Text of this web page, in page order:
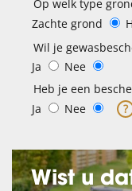
Op welk type
Zachte grond
Wil je
Ja
Nee
Heb je een
Ja
Nee ?
Wist u